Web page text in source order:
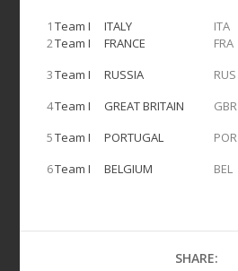
1 Team I ITALY ITA
2Team I FRANCE FRA
3Team I RUSSIA RUS
4Team I GREAT BRITAIN GBR
5Team I PORTUGAL POR
6Team I BELGIUM BEL
SHARE: